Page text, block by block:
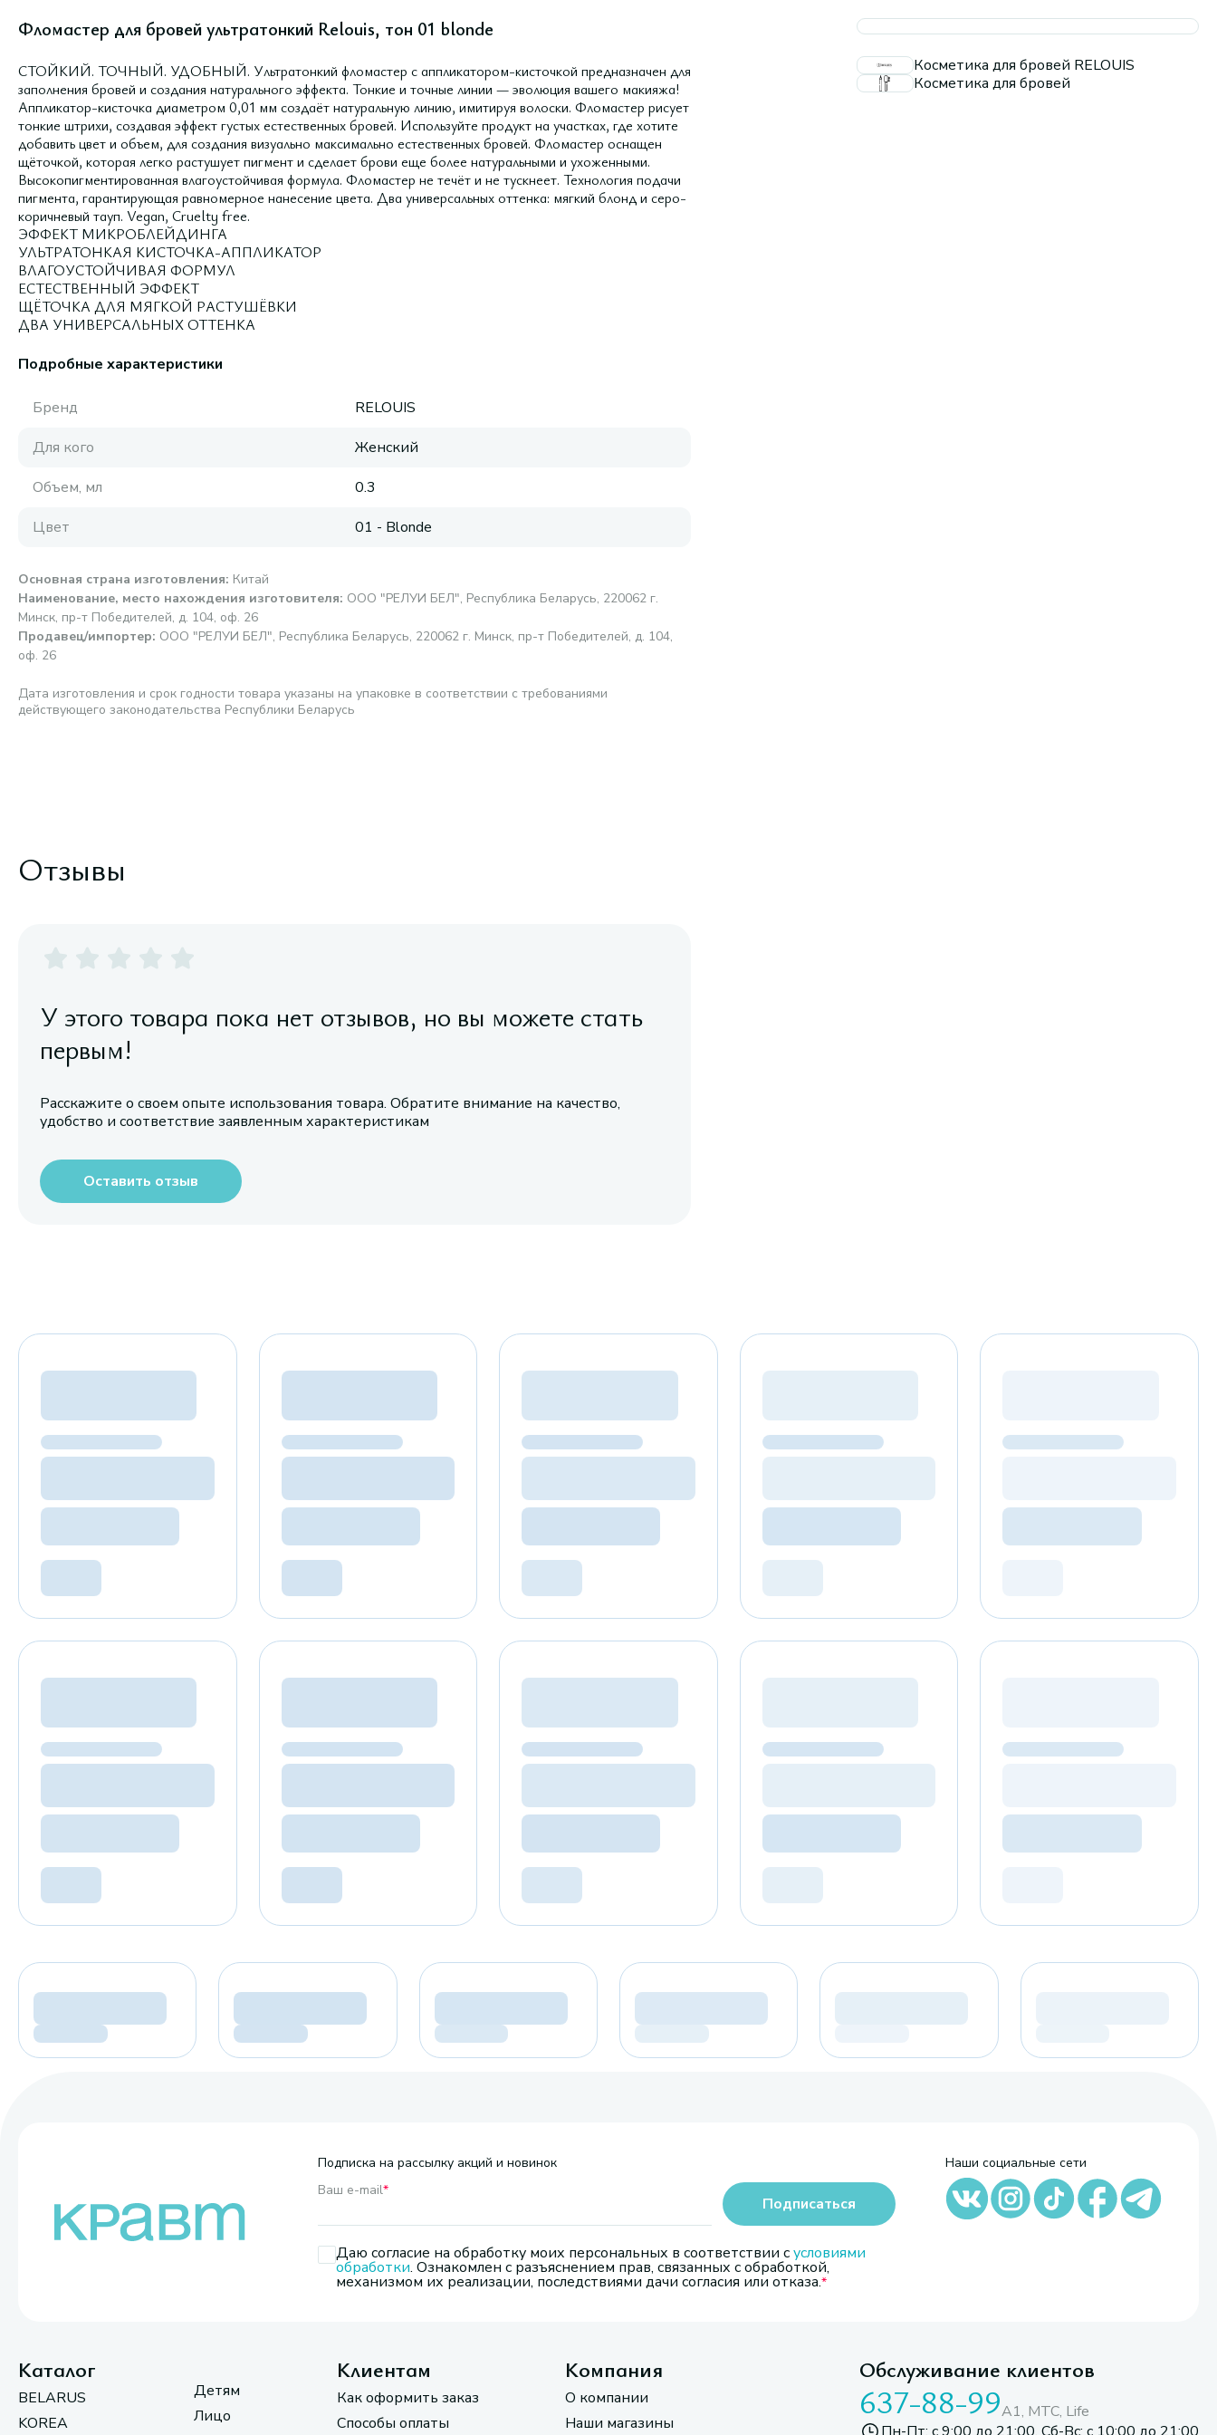
Фломастер для бровей ультратонкий Relouis, тон 01 blonde
СТОЙКИЙ. ТОЧНЫЙ. УДОБНЫЙ. Ультратонкий фломастер с аппликатором-кисточкой предназначен для
заполнения бровей и создания натурального эффекта. Тонкие и точные линии — эволюция вашего макияжа!
Аппликатор-кисточка диаметром 0,01 мм создаёт натуральную линию, имитируя волоски. Фломастер рисует
тонкие штрихи, создавая эффект густых естественных бровей. Используйте продукт на участках, где хотите
добавить цвет и объем, для создания визуально максимально естественных бровей. Фломастер оснащен
щёточкой, которая легко растушует пигмент и сделает брови еще более натуральными и ухоженными.
Высокопигментированная влагоустойчивая формула. Фломастер не течёт и не тускнеет. Технология подачи
пигмента, гарантирующая равномерное нанесение цвета. Два универсальных оттенка: мягкий блонд и серо-
коричневый тауп. Vegan, Cruelty free.
ЭФФЕКТ МИКРОБЛЕЙДИНГА
УЛЬТРАТОНКАЯ КИСТОЧКА-АППЛИКАТОР
ВЛАГОУСТОЙЧИВАЯ ФОРМУЛ
ЕСТЕСТВЕННЫЙ ЭФФЕКТ
ЩЁТОЧКА ДЛЯ МЯГКОЙ РАСТУШЁВКИ
ДВА УНИВЕРСАЛЬНЫХ ОТТЕНКА
Подробные характеристики
Бренд
RELOUIS
Для кого
Женский
Объем, мл
0.3
Цвет
01 - Blonde
Основная страна изготовления: Китай
Наименование, место нахождения изготовителя: ООО "РЕЛУИ БЕЛ", Республика Беларусь, 220062 г.
Минск, пр-т Победителей, д. 104, оф. 26
Продавец/импортер: ООО "РЕЛУИ БЕЛ", Республика Беларусь, 220062 г. Минск, пр-т Победителей, д. 104,
оф. 26
Дата изготовления и срок годности товара указаны на упаковке в соответствии с требованиями
действующего законодательства Республики Беларусь
Косметика для бровей RELOUIS
Косметика для бровей
Отзывы
У этого товара пока нет отзывов, но вы можете стать
первым!
Расскажите о своем опыте использования товара. Обратите внимание на качество,
удобство и соответствие заявленным характеристикам
Оставить отзыв
Подписка на рассылку акций и новинок
Ваш e-mail*
Даю согласие на обработку моих персональных в соответствии сусловиями
обработки. Ознакомлен с разъяснением прав, связанных с обработкой,
механизмом их реализации, последствиями дачи согласия или отказа.
Подписаться
Наши социальные сети
Каталог
BELARUS
KOREA
Детям
Лицо
Клиентам
Как оформить заказ
Способы оплаты
Компания
О компании
Наши магазины
Обслуживание клиентов
637-88-99A1, МТС, Life